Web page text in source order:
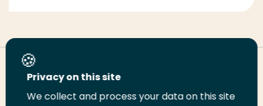
Deel deze pagina
Privacy on this site
We collect and process your data on this site